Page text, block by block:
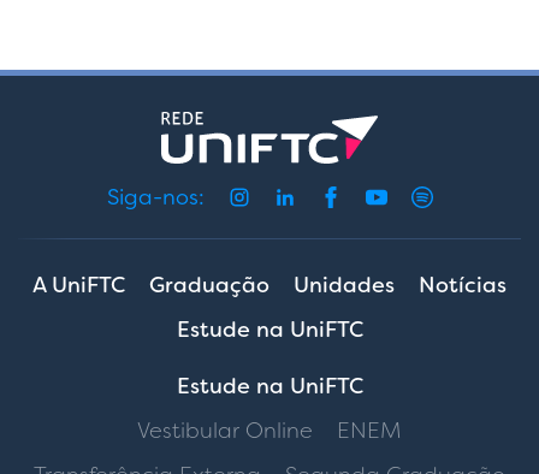
Siga-nos:
A UniFTC Graduação Unidades
Notícias
Estude na UniFTC
Estude na UniFTC
Vestibular Online
ENEM